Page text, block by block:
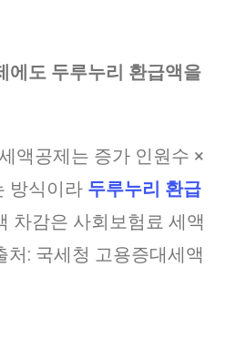
에도 두루누리 환급액을
액공제는 증가 인원수 ×
방식이라 두루누리 환급
차감은 사회보험료 세액
처: 국세청 고용증대세액